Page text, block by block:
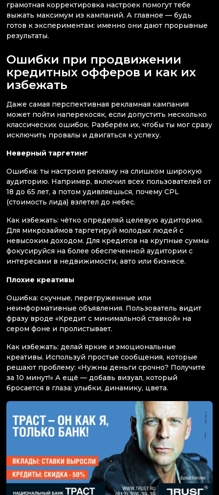
грамотная корректировка настроек помогут тебе
выжать максимум из кампаний. А главное — будь
готов к экспериментам: именно они дают прорывные
результаты.
Ошибки при продвижении
кредитных офферов и как их
избежать
Даже самая перспективная рекламная кампания
может пойти наперекосяк, если допустить несколько
классических ошибок. Разберём их, чтобы ты мог сразу
исключить провалы и двигаться к успеху.
Неверный таргетинг
Ошибка: ты настроил рекламу на слишком широкую
аудиторию. Например, включил всех пользователей от
18 до 65 лет, а потом удивляешься, почему CPL
(стоимость лида) взлетел до небес.
Как избежать: чётко определяй целевую аудиторию.
Для микрозаймов таргетируй молодых людей с
невысоким доходом. Для кредитов на крупные суммы
фокусируйся на более обеспеченной аудитории с
интересами в недвижимости, авто или бизнесе.
Плохие креативы
Ошибка: скучные, перегруженные или
неинформативные объявления. Пользователь видит
фразу вроде «Кредит с минимальной ставкой» на
сером фоне и пролистывает.
Как избежать: делай яркие и эмоциональные
креативы. Используй простые сообщения, которые
решают проблему: «Нужны деньги срочно? Получите
за 10 минут!» А ещё — добавь визуал, который
бросается в глаза: улыбки, динамику, цвета.